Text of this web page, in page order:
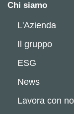
Chi siamo
L'Azienda
Il gruppo
ESG
News
Lavora con